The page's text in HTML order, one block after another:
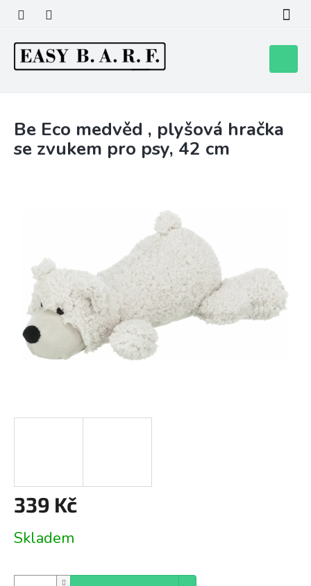
obsah
košík
Be Eco medvěd , plyšová hračka
se zvukem pro psy, 42 cm
339 Kč
cena:
Skladem